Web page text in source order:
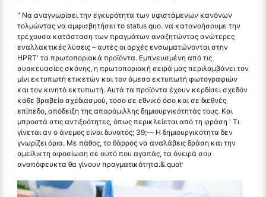
" Να αναγνωρίσει την εγκυρότητα των υφιστάμενων κανόνων
τολμώντας να αμφισβητήσει το status quo. να κατανοήσουμε την
τρέχουσα κατάσταση των πραγμάτων αναζητώντας ανώτερες
εναλλακτικές λύσεις – αυτές οι αρχές ενσωματώνονται στην
HPRT' τα πρωτοποριακά προϊόντα. Εμπνευσμένη από τις
συσκευασίες σκόνης, η πρωτοποριακή σειρά μας περιλαμβάνει τον
μίνι εκτυπωτή ετικετών και τον άμεσο εκτυπωτή φωτογραφιών
και τον κινητό εκτυπωτή. Αυτά τα προϊόντα έχουν κερδίσει σχεδόν
κάθε βραβείο σχεδιασμού, τόσο σε εθνικό όσο και σε διεθνές
επίπεδο, απόδειξη της απαράμιλλης δημιουργικότητάς τους. Και
μπροστά στις αντιξοότητες, όπως περικλείεται από τη φράση ' Τι
γίνεται αν ο άνεμος είναι δυνατός; 39;— Η δημιουργικότητα δεν
γνωρίζει όρια. Με πάθος, το θάρρος να αναλάβεις δράση και την
αμείλικτη αφοσίωση σε αυτό που αγαπάς, τα όνειρά σου
αναπόφευκτα θα γίνουν πραγματικότητα.& quot·